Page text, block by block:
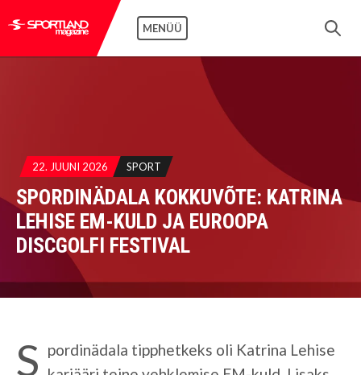
MENÜÜ
22. JUUNI 2026 SPORT
SPORDINÄDALA KOKKUVÕTE: KATRINA
LEHISE EM-KULD JA EUROOPA
DISCGOLFI FESTIVAL
S pordinädala tipphetkeks oli Katrina Lehise